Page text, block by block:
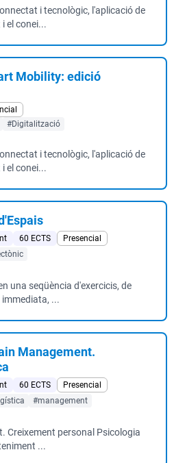
i tecnològic, l'aplicació de
el conei...
Mobility: edició
#Digitalització
i tecnològic, l'aplicació de
el conei...
60 ECTS
Presencial
una seqüència d'exercicis, de
...
Management.
60 ECTS
Presencial
#management
Creixement personal Psicologia
...